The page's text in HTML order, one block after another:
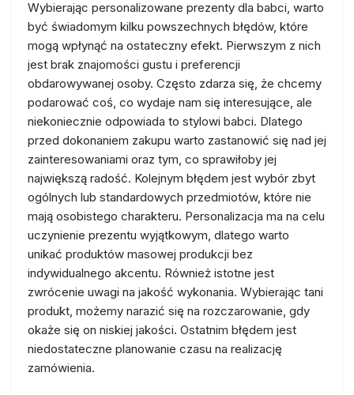
Wybierając personalizowane prezenty dla babci, warto
być świadomym kilku powszechnych błędów, które
mogą wpłynąć na ostateczny efekt. Pierwszym z nich
jest brak znajomości gustu i preferencji
obdarowywanej osoby. Często zdarza się, że chcemy
podarować coś, co wydaje nam się interesujące, ale
niekoniecznie odpowiada to stylowi babci. Dlatego
przed dokonaniem zakupu warto zastanowić się nad jej
zainteresowaniami oraz tym, co sprawiłoby jej
największą radość. Kolejnym błędem jest wybór zbyt
ogólnych lub standardowych przedmiotów, które nie
mają osobistego charakteru. Personalizacja ma na celu
uczynienie prezentu wyjątkowym, dlatego warto
unikać produktów masowej produkcji bez
indywidualnego akcentu. Również istotne jest
zwrócenie uwagi na jakość wykonania. Wybierając tani
produkt, możemy narazić się na rozczarowanie, gdy
okaże się on niskiej jakości. Ostatnim błędem jest
niedostateczne planowanie czasu na realizację
zamówienia.